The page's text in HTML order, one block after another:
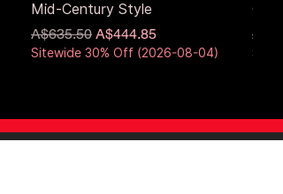
Mid-Century Style
通常価格
A$635.50 セール価格
A$444.85
Sitewide 30% Off (2026-08-04)
通常